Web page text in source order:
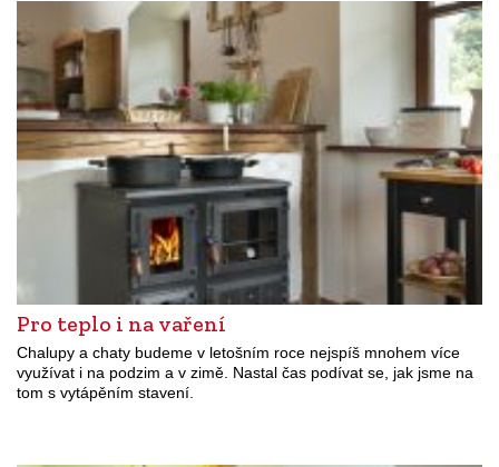
Pro teplo i na vaření
Chalupy a chaty budeme v letošním roce nejspíš mnohem více
využívat i na podzim a v zimě. Nastal čas podívat se, jak jsme na
tom s vytápěním stavení.